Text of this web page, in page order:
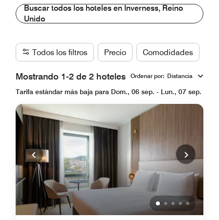
Buscar todos los hoteles en Inverness, Reino
Unido
Todos los filtros Precio Comodidades
Mostrando 1-2 de 2 hoteles Ordenar por: Distancia
Tarifa estándar más baja para Dom., 06 sep. - Lun., 07 sep.